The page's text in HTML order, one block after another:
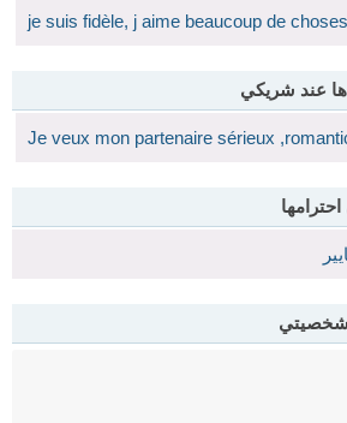
je suis fidèle, j aime beaucoup de
عند شريكي
Je veux mon partenaire sérieux
احترامها
شخصيتي